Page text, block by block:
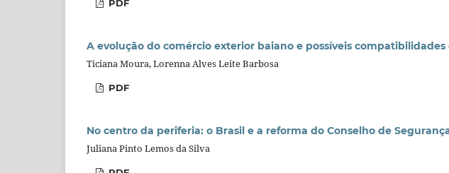
PDF
A evolução do comércio exterior baiano e possíveis
Ticiana Moura, Lorenna Alves Leite Barbosa
PDF
No centro da periferia: o Brasil e a reforma do Conselho de
Juliana Pinto Lemos da Silva